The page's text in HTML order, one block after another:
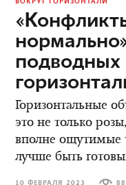
подводных
Горизонтальные
это не только
вполне
лучше быть
10 ФЕВРАЛЯ 2023